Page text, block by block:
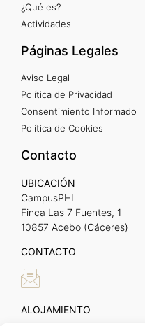
¿Qué es?
Actividades
Páginas Legales
Aviso Legal
Política de Privacidad
Consentimiento Informado
Política de Cookies
Contacto
UBICACIÓN
CampusPHI
Finca Las 7 Fuentes, 1
10857 Acebo (Cáceres)
CONTACTO
ALOJAMIENTO